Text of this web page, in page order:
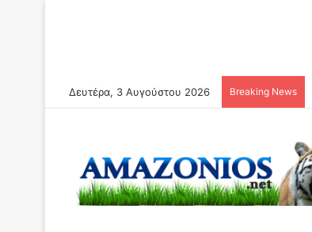
Δευτέρα, 3 Αυγούστου 2026 Breaking News